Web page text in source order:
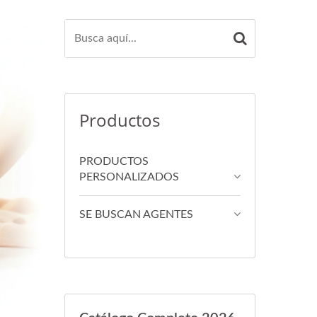
Productos
PRODUCTOS
PERSONALIZADOS
SE BUSCAN AGENTES